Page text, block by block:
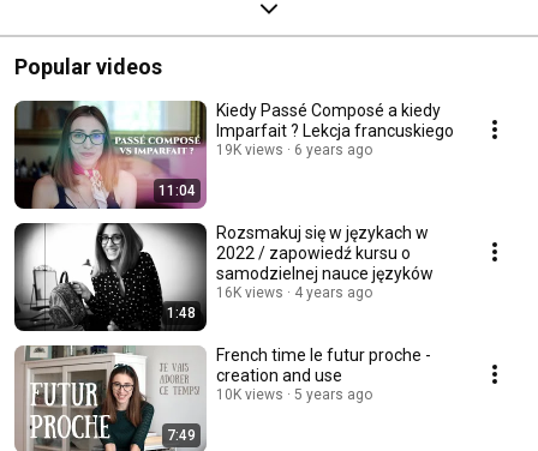
Popular videos
11:04
Kiedy Passé Composé a kiedy
Imparfait ? Lekcja francuskiego
19K views 6 years ago
1:48
Rozsmakuj się w językach w
2022 / zapowiedź kursu o
samodzielnej nauce języków
16K views 4 years ago
7:49
French time le futur proche -
creation and use
10K views 5 years ago